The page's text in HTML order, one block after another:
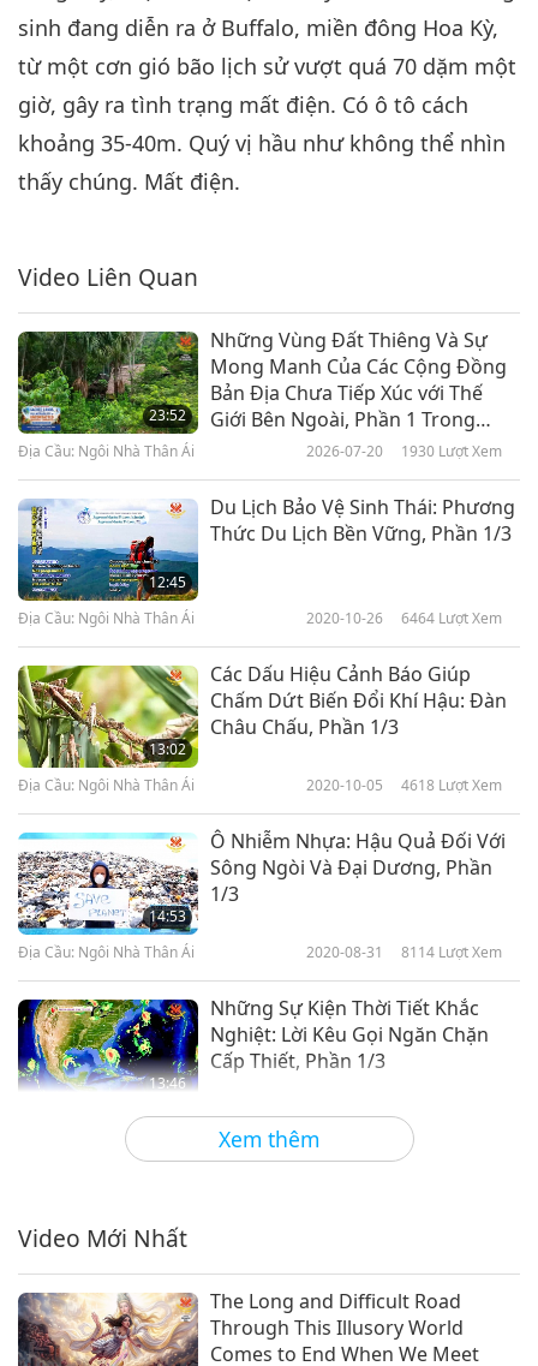
sinh đang diễn ra ở Buffalo, miền đông Hoa Kỳ,
từ một cơn gió bão lịch sử vượt quá 70 dặm một
giờ, gây ra tình trạng mất điện. Có ô tô cách
khoảng 35-40m. Quý vị hầu như không thể nhìn
thấy chúng. Mất điện.
Xem thêm
Video Liên Quan
23:52
Những Vùng Đất Thiêng Và Sự
Mong Manh Của Các Cộng Đồng
Bản Địa Chưa Tiếp Xúc với Thế
Giới Bên Ngoài, Phần 1 Trong
Chương Trình Nhiều Phần
Địa Cầu: Ngôi Nhà Thân Ái 2026-07-20 1930 Lượt Xem
12:45
Du Lịch Bảo Vệ Sinh Thái: Phương
Thức Du Lịch Bền Vững, Phần 1/3
Địa Cầu: Ngôi Nhà Thân Ái 2020-10-26 6464 Lượt Xem
13:02
Các Dấu Hiệu Cảnh Báo Giúp
Chấm Dứt Biến Đổi Khí Hậu: Đàn
Châu Chấu, Phần 1/3
Địa Cầu: Ngôi Nhà Thân Ái 2020-10-05 4618 Lượt Xem
14:53
Ô Nhiễm Nhựa: Hậu Quả Đối Với
Sông Ngòi Và Đại Dương, Phần
1/3
Địa Cầu: Ngôi Nhà Thân Ái 2020-08-31 8114 Lượt Xem
13:46
Những Sự Kiện Thời Tiết Khắc
Nghiệt: Lời Kêu Gọi Ngăn Chặn
Cấp Thiết, Phần 1/3
Địa Cầu: Ngôi Nhà Thân Ái 2020-08-14 4764
12:34
Những Sự Kiện Thời Tiết Khắc
Video Mới Nhất
The Long and Difficult Road
Through This Illusory World
Comes to End When We Meet